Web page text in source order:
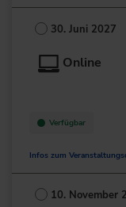
Deutschland
+49 211/6214-
30. Juni 2027
Online
Verfügbar
Infos zum
Deutschland
10. November